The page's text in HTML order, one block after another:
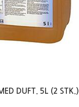
DUFT. 5L (2 STK.)